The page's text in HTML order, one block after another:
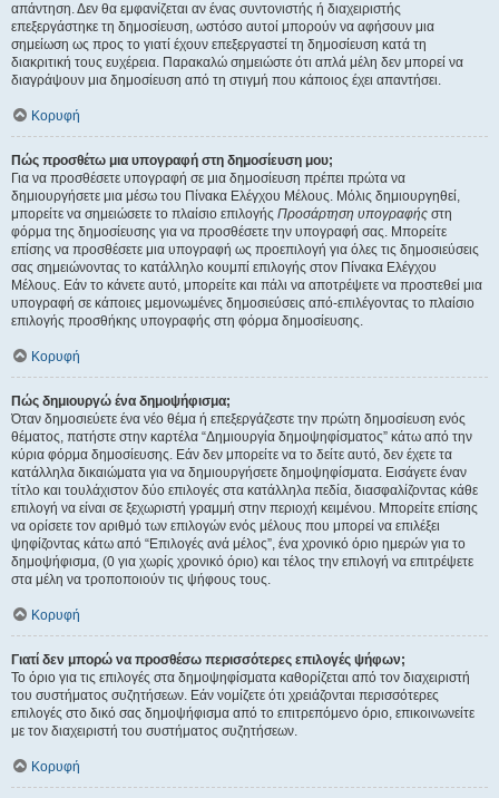
απάντηση. Δεν θα εμφανίζεται αν ένας συντονιστής ή διαχειριστής
επεξεργάστηκε τη δημοσίευση, ωστόσο αυτοί μπορούν να αφήσουν μια
σημείωση ως προς το γιατί έχουν επεξεργαστεί τη δημοσίευση κατά τη
διακριτική τους ευχέρεια. Παρακαλώ σημειώστε ότι απλά μέλη δεν μπορεί να
διαγράψουν μια δημοσίευση από τη στιγμή που κάποιος έχει απαντήσει.
Κορυφή
Πώς προσθέτω μια υπογραφή στη δημοσίευση μου;
Για να προσθέσετε υπογραφή σε μια δημοσίευση πρέπει πρώτα να
δημιουργήσετε μια μέσω του Πίνακα Ελέγχου Μέλους. Μόλις δημιουργηθεί,
μπορείτε να σημειώσετε το πλαίσιο επιλογής Προσάρτηση υπογραφής στη
φόρμα της δημοσίευσης για να προσθέσετε την υπογραφή σας. Μπορείτε
επίσης να προσθέσετε μια υπογραφή ως προεπιλογή για όλες τις δημοσιεύσεις
σας σημειώνοντας το κατάλληλο κουμπί επιλογής στον Πίνακα Ελέγχου
Μέλους. Εάν το κάνετε αυτό, μπορείτε και πάλι να αποτρέψετε να προστεθεί μια
υπογραφή σε κάποιες μεμονωμένες δημοσιεύσεις από-επιλέγοντας το πλαίσιο
επιλογής προσθήκης υπογραφής στη φόρμα δημοσίευσης.
Κορυφή
Πώς δημιουργώ ένα δημοψήφισμα;
Όταν δημοσιεύετε ένα νέο θέμα ή επεξεργάζεστε την πρώτη δημοσίευση ενός
θέματος, πατήστε στην καρτέλα “Δημιουργία δημοψηφίσματος” κάτω από την
κύρια φόρμα δημοσίευσης. Εάν δεν μπορείτε να το δείτε αυτό, δεν έχετε τα
κατάλληλα δικαιώματα για να δημιουργήσετε δημοψηφίσματα. Εισάγετε έναν
τίτλο και τουλάχιστον δύο επιλογές στα κατάλληλα πεδία, διασφαλίζοντας κάθε
επιλογή να είναι σε ξεχωριστή γραμμή στην περιοχή κειμένου. Μπορείτε επίσης
να ορίσετε τον αριθμό των επιλογών ενός μέλους που μπορεί να επιλέξει
ψηφίζοντας κάτω από “Επιλογές ανά μέλος”, ένα χρονικό όριο ημερών για το
δημοψήφισμα, (0 για χωρίς χρονικό όριο) και τέλος την επιλογή να επιτρέψετε
στα μέλη να τροποποιούν τις ψήφους τους.
Κορυφή
Γιατί δεν μπορώ να προσθέσω περισσότερες επιλογές ψήφων;
Το όριο για τις επιλογές στα δημοψηφίσματα καθορίζεται από τον διαχειριστή
του συστήματος συζητήσεων. Εάν νομίζετε ότι χρειάζονται περισσότερες
επιλογές στο δικό σας δημοψήφισμα από το επιτρεπόμενο όριο, επικοινωνείτε
με τον διαχειριστή του συστήματος συζητήσεων.
Κορυφή